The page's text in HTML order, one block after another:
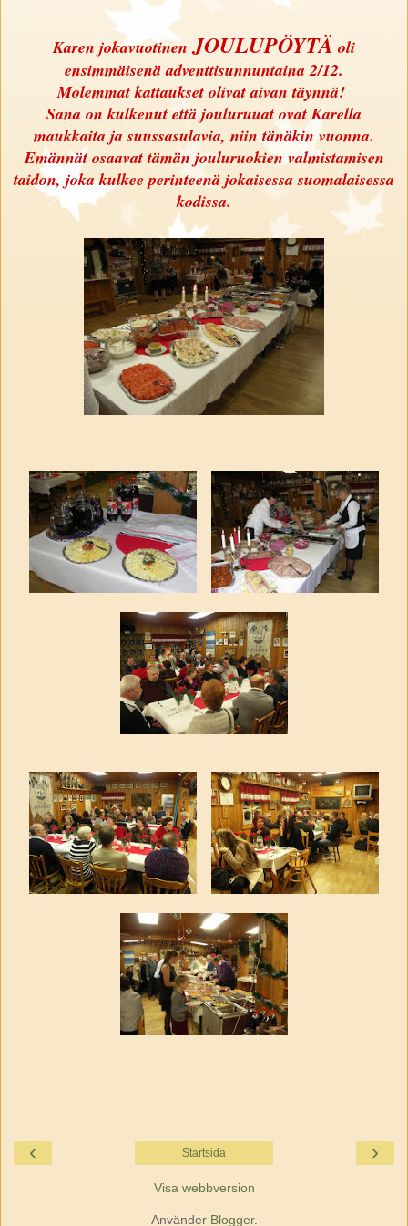
Karen jokavuotinen JOULUPÖYTÄ oli
ensimmäisenä adventtisunnuntaina 2/12.
Molemmat kattaukset olivat aivan täynnä!
Sana on kulkenut että jouluruuat ovat Karella
maukkaita ja suussasulavia, niin tänäkin vuonna.
Emännät osaavat tämän jouluruokien valmistamisen
taidon, jokakulkee perinteenä jokaisessa suomalaisessa
kodissa.
‹ ›
Startsida
Visa webbversion
Använder Blogger.